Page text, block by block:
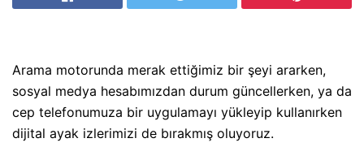
Arama motorunda merak ettiğimiz bir şeyi ararken,
sosyal medya hesabımızdan durum güncellerken, ya da
cep telefonumuza bir uygulamayı yükleyip kullanırken
dijital ayak izlerimizi de bırakmış oluyoruz.